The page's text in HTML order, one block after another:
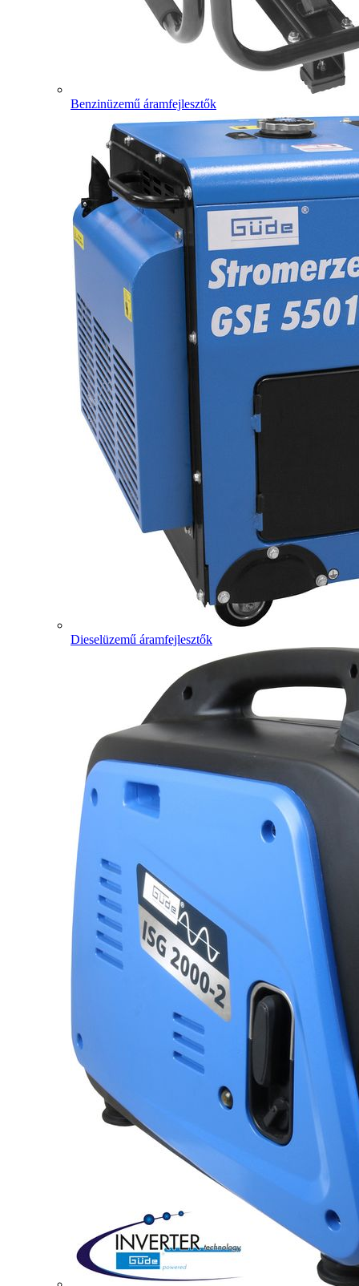
Benzinüzemű áramfejlesztők
Dieselüzemű áramfejlesztők